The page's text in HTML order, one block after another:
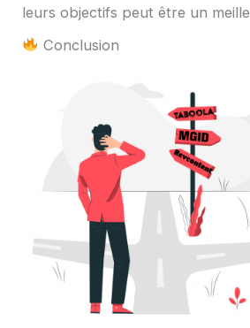
leurs objectifs peut être un
Conclusion